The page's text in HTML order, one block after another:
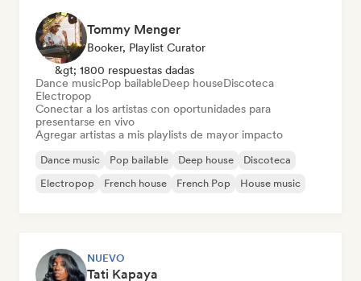
Tommy Menger
Booker, Playlist Curator
&gt; 1800 respuestas dadas
Dance musicPop bailableDeep houseDiscoteca
Electropop
Conectar a los artistas con oportunidades para
presentarse en vivo
Agregar artistas a mis playlists de mayor impacto
Dance music Pop bailable Deep house
Discoteca
Electropop
French house French Pop House music
NUEVO
Tati Kapaya